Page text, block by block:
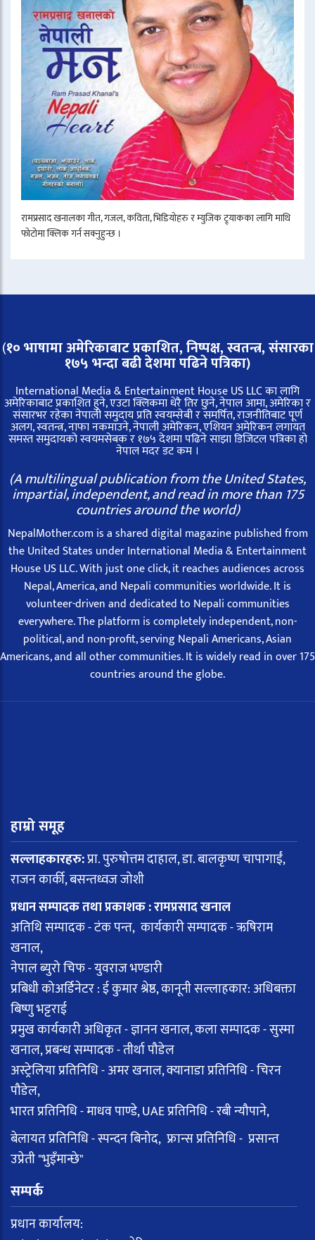
रामप्रसाद खनालका गीत, गजल, कविता, भिडियोहरु र म्युजिक ट्र्याकका लागि माथि
फोटोमा क्लिक गर्न सक्नुहुन्छ ।
(१० भाषामा अमेरिकाबाट प्रकाशित, निष्पक्ष, स्वतन्त्र,संसारका
१७५ भन्दा बढी देशमा पढिने पत्रिका)
International Media & Entertainment House US LLC का लागि
अमेरिकाबाट प्रकाशित हुने, एउटा क्लिकमा धेरै तिर छुने, नेपाल आमा, अमेरिका र
संसारभर रहेका नेपाली समुदाय प्रति स्वयम्सेबी र समर्पित, राजनीतिबाट पूर्ण
अलग, स्वतन्त्र, नाफा नकमाउने, नेपाली अमेरिकन, एशियन अमेरिकन लगायत
समस्त समुदायको स्वयमसेबक र १७५ देशमा पढिने साझा डिजिटल पत्रिका हो
नेपाल मदर डट कम ।
(A multilingual publication from the United States,
impartial, independent, and read in more than 175
countries around the world)
NepalMother.com is a shared digital magazine published from
the United States under International Media & Entertainment
House US LLC. With just one click, it reaches audiences across
Nepal, America, and Nepali communities worldwide. It is
volunteer-driven and dedicated to Nepali communities
everywhere. The platform is completely independent, non-
political, and non-profit, serving Nepali Americans, Asian
Americans, and all other communities. It is widely read in over 175
countries around the globe.
हाम्रो समूह
सल्लाहकारहरु:प्रा. पुरुषोत्तम दाहाल, डा. बालकृष्ण चापागाईं,
राजन कार्की, बसन्तध्वज जोशी
प्रधान सम्पादक तथा प्रकाशक : रामप्रसाद खनाल
अतिथि सम्पादक - टंक पन्त, कार्यकारी सम्पादक - ऋषिराम
खनाल,
नेपाल ब्युरो चिफ - युवराज भण्डारी
प्रबिधी कोअर्डिनेटर : ई कुमार श्रेष्ठ, कानूनी सल्लाहकार: अधिबक्ता
बिष्णु भट्टराई
प्रमुख कार्यकारी अधिकृत - ज्ञानन खनाल, कला सम्पादक - सुस्मा
खनाल, प्रबन्ध सम्पादक - तीर्था पौडेल
अस्ट्रेलिया प्रतिनिधि - अमर खनाल, क्यानाडा प्रतिनिधि - चिरन
पौडेल,
भारत प्रतिनिधि - माधव पाण्डे, UAE प्रतिनिधि - रबी न्यौपाने,
बेलायत प्रतिनिधि - स्पन्दन बिनोद, फ्रान्स प्रतिनिधि - प्रसान्त
उप्रेती "भुइँमान्छे"
सम्पर्क
प्रधान कार्यालय: